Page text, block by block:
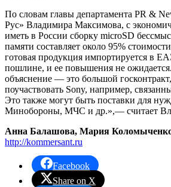
По словам главы департамента PR &
Рус» Владимира Максимова, с
иметь в России сборку microSD
памяти составляет около 95%
готовая продукция импортируется в
пошлине, и ее повышения не
объяснение — это большой
поучаствовать Sony, например,
Это также могут быть поставки для
Минобороны, МЧС и др.»,— считает
Анна Балашова, Мария
http://kommersant.ru
Facebook
Share on X